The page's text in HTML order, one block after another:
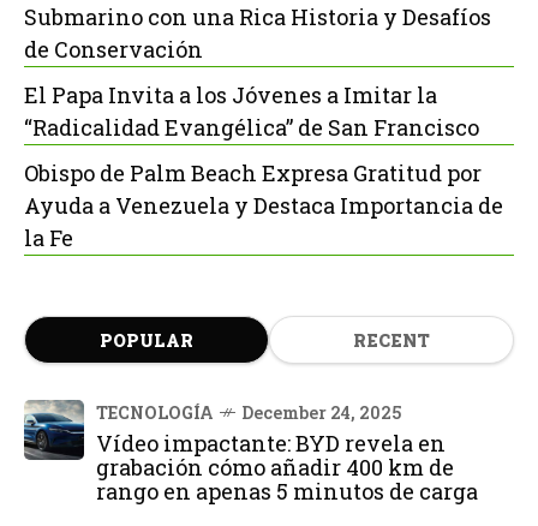
Submarino con una Rica Historia y Desafíos
de Conservación
El Papa Invita a los Jóvenes a Imitar la
“Radicalidad Evangélica” de San Francisco
Obispo de Palm Beach Expresa Gratitud por
Ayuda a Venezuela y Destaca Importancia de
la Fe
POPULAR RECENT
TECNOLOGÍA December 24, 2025
Vídeo impactante: BYD revela en
grabación cómo añadir 400 km de
rango en apenas 5 minutos de carga